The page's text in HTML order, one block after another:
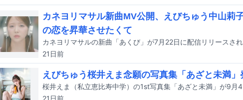
カネヨリマサル新曲MV公開、えびちゅう中山
の恋を昇華させたくて
カネヨリマサルの新曲「あくび」が7月22日に配信リリースされ
21日前
えびちゅう桜井えま念願の写真集「あざと未満
桜井えま（私立恵比寿中学）の1st写真集「あざと未満」が9月4
21日前